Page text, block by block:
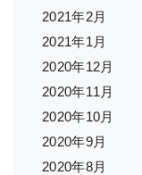
2021年2月
2021年1月
2020年12月
2020年11月
2020年10月
2020年9月
2020年8月